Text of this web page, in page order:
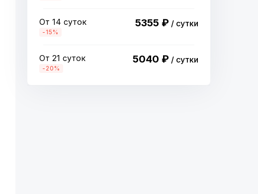
От 14 суток
-15%
5355 ₽ / сутки
От 21 суток
-20%
5040 ₽ / сутки